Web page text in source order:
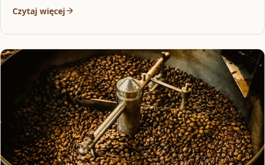
Czytaj więcej